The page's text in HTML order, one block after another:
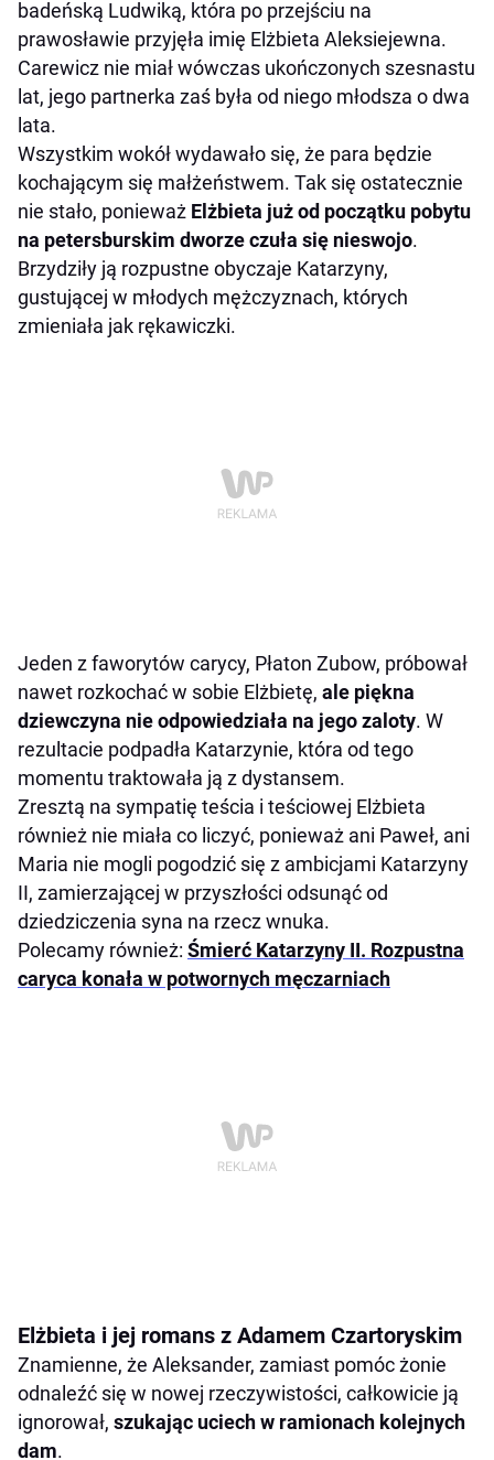
badeńską Ludwiką, która po przejściu na
prawosławie przyjęła imię Elżbieta Aleksiejewna.
Carewicz nie miał wówczas ukończonych szesnastu
lat, jego partnerka zaś była od niego młodsza o dwa
lata.
Wszystkim wokół wydawało się, że para będzie
kochającym się małżeństwem. Tak się ostatecznie
nie stało, ponieważ Elżbieta już od początku pobytu
na petersburskim dworze czuła się nieswojo.
Brzydziły ją rozpustne obyczaje Katarzyny,
gustującej w młodych mężczyznach, których
zmieniała jak rękawiczki.
Jeden z faworytów carycy, Płaton Zubow, próbował
nawet rozkochać w sobie Elżbietę, ale piękna
dziewczyna nie odpowiedziała na jego zaloty. W
rezultacie podpadła Katarzynie, która od tego
momentu traktowała ją z dystansem.
Zresztą na sympatię teścia i teściowej Elżbieta
również nie miała co liczyć, ponieważ ani Paweł, ani
Maria nie mogli pogodzić się z ambicjami Katarzyny
II, zamierzającej w przyszłości odsunąć od
dziedziczenia syna na rzecz wnuka.
Polecamy również: Śmierć Katarzyny II. Rozpustna
caryca konała w potwornych męczarniach
Elżbieta i jej romans z Adamem Czartoryskim
Znamienne, że Aleksander, zamiast pomóc żonie
odnaleźć się w nowej rzeczywistości, całkowicie ją
ignorował, szukając uciech w ramionach kolejnych
dam.